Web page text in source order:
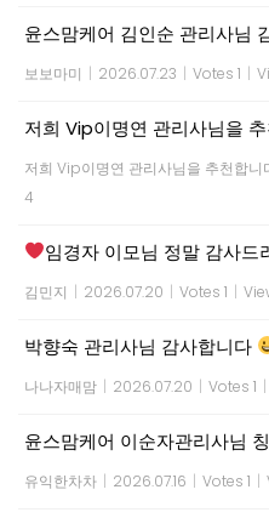
윤스맘케어 김인순 관리사님
보보마미 | 2026.07.23 | Votes 1 |
저희 Vip이명연 관리사님을
저희 Vip이명연 관리사님을 추천합니
4
임경자 이모님 정말 감사드
김민지 | 2026.07.20 | Votes 1 |
박향숙 관리사님 감사합니다
나나자매맘 | 2026.07.20 | Votes 1 |
윤스맘케어 이순자관리사님
유익한차차 | 2026.07.16 | Votes 1 |